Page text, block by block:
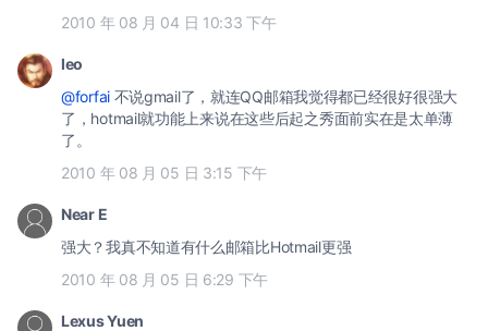
2010 年 08 月 04 日 10:33 下午
leo
@forfai不说gmail了，就连QQ邮箱我觉得都已经很好很强大
了，hotmail就功能上来说在这些后起之秀面前实在是太单薄
了。
2010 年 08 月 05 日 3:15 下午
Near E
强大？我真不知道有什么邮箱比Hotmail更强
2010 年 08 月 05 日 6:29 下午
Lexus Yuen